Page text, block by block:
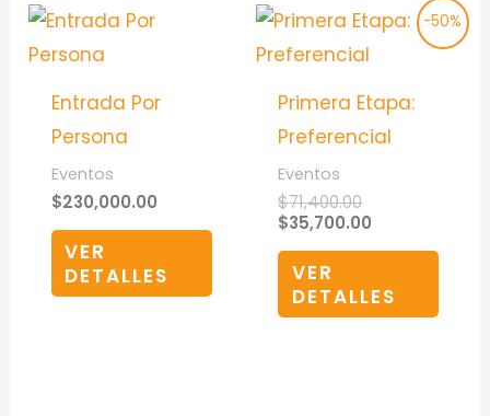
Entrada Por
Persona
Eventos
$230,000.00
VER
DETALLES
-50%
Primera Etapa:
Preferencial
Eventos
$71,400.00
Original
price
was:
$35,700.00
Current
price
VER
DETALLES